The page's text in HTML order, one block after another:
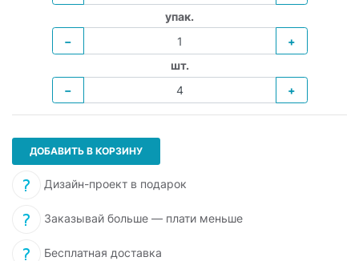
упак.
−
+
шт.
−
+
ДОБАВИТЬ В КОРЗИНУ
Дизайн-проект в подарок
Заказывай больше — плати меньше
Бесплатная доставка